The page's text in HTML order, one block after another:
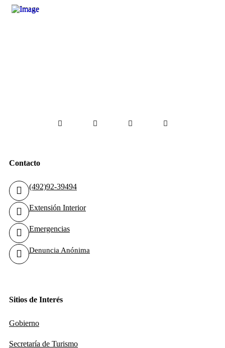
Facebook Instagram Youtube Tiktok
Contacto
(492)92-39494
Extensión Interior
Emergencias
Denuncia Anónima
Sitios de Interés
Gobierno
Secretaría de Turismo